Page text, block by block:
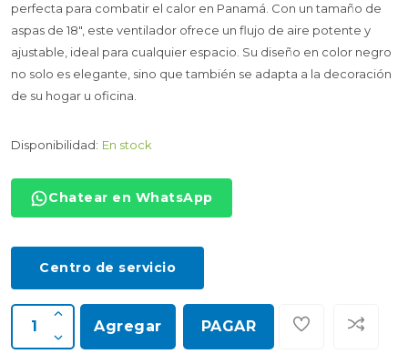
perfecta para combatir el calor en Panamá. Con un tamaño de
aspas de 18", este ventilador ofrece un flujo de aire potente y
ajustable, ideal para cualquier espacio. Su diseño en color negro
no solo es elegante, sino que también se adapta a la decoración
de su hogar u oficina.
Disponibilidad: En stock
Chatear en WhatsApp
Centro de servicio
Agregar PAGAR